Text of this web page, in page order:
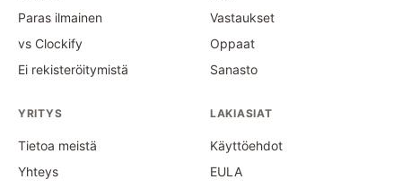
Paras ilmainen
vs Clockify
Ei rekisteröitymistä
Vastaukset
Oppaat
Sanasto
YRITYS
Tietoa meistä
Yhteys
LAKIASIAT
Käyttöehdot
EULA